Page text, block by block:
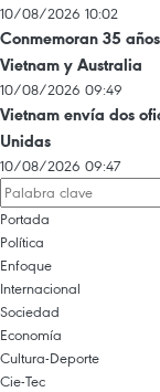
10/08/2026 10:02
Conmemoran 35
Vietnam y Australia
10/08/2026 09:49
Vietnam envía dos
Unidas
10/08/2026 09:47
Portada
Política
Enfoque
Internacional
Sociedad
Economía
Cultura-Deporte
Cie-Tec